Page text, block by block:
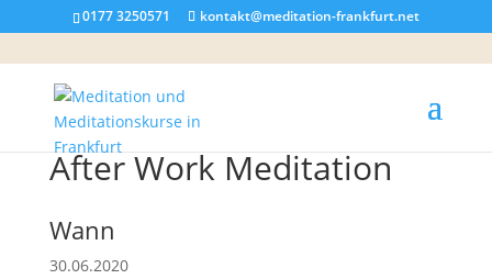
0177 3250571 kontakt@meditation-frankfurt.net
After Work Meditation
Wann
30.06.2020